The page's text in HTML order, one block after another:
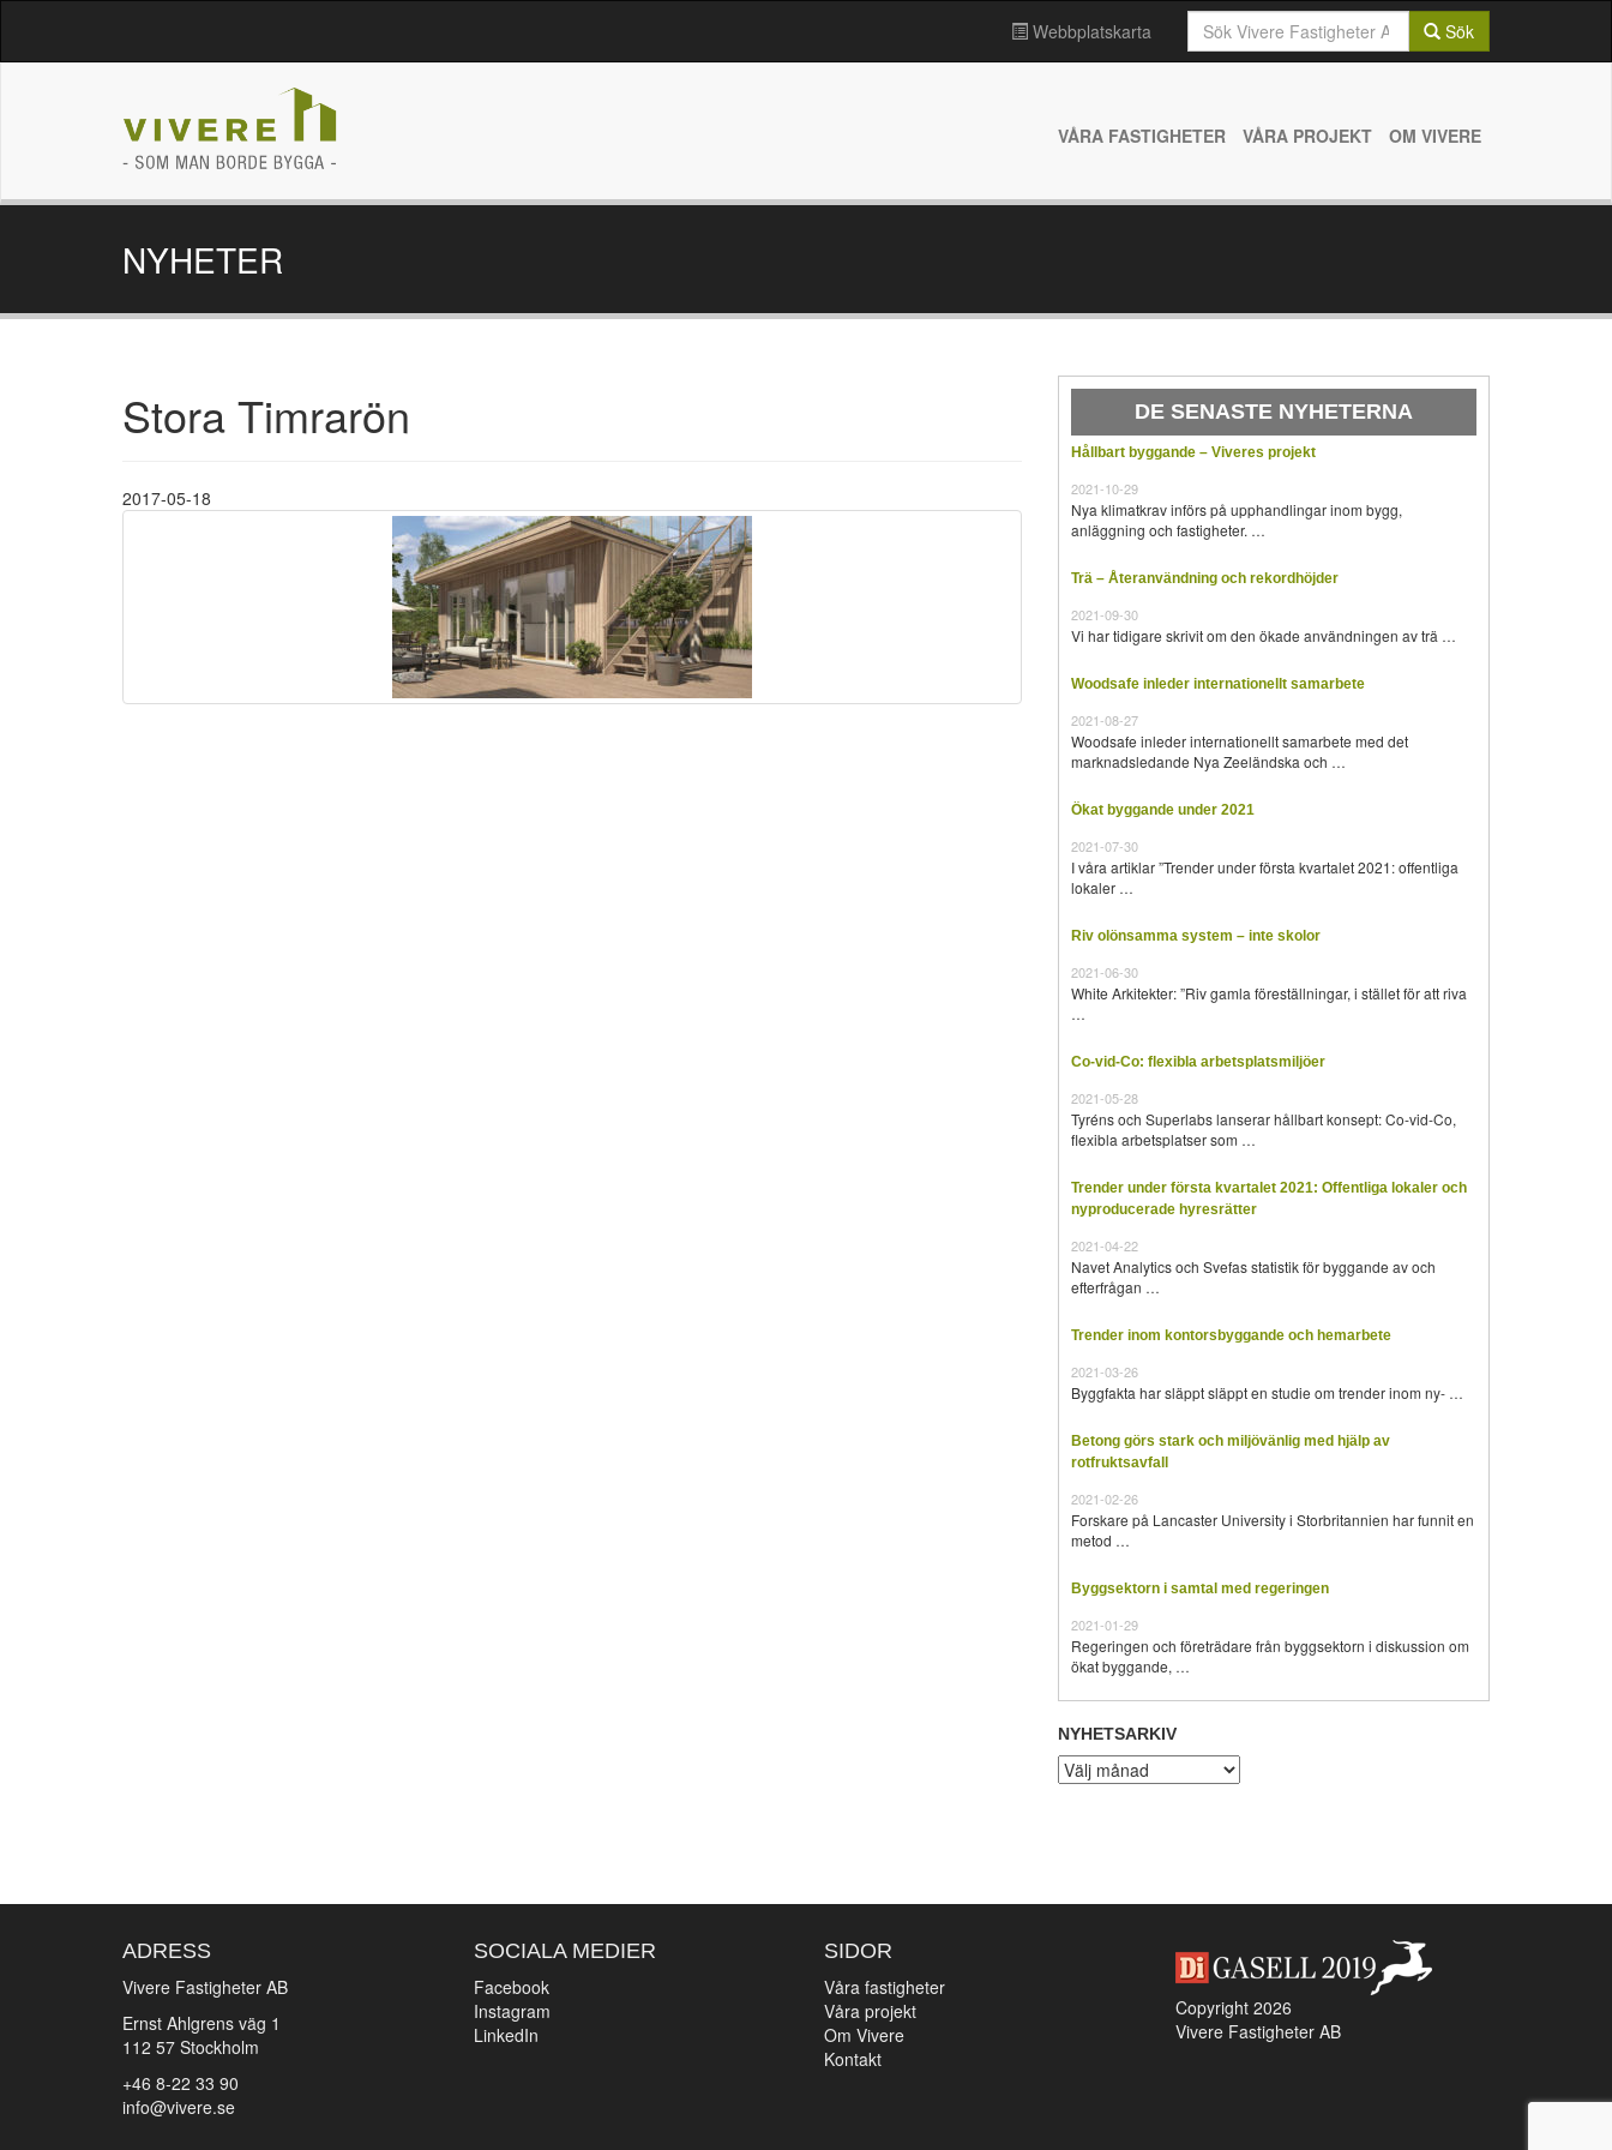
Sök
efter:
Sök
Webbplatskarta
VÅRA FASTIGHETER VÅRA PROJEKT OM VIVERE
NYHETER
Stora Timrarön
2017-05-18
DE SENASTE NYHETERNA
Hållbart byggande – Viveres projekt
2021-10-29
Nya klimatkrav införs på upphandlingar inom bygg,
anläggning och fastigheter. …
Trä – Återanvändning och rekordhöjder
2021-09-30
Vi har tidigare skrivit om den ökade användningen av trä …
Woodsafe inleder internationellt samarbete
2021-08-27
Woodsafe inleder internationellt samarbete med det
marknadsledande Nya Zeeländska och …
Ökat byggande under 2021
2021-07-30
I våra artiklar ”Trender under första kvartalet 2021: offentliga
lokaler …
Riv olönsamma system – inte skolor
2021-06-30
White Arkitekter: ”Riv gamla föreställningar, i stället för att riva
…
Co-vid-Co: flexibla arbetsplatsmiljöer
2021-05-28
Tyréns och Superlabs lanserar hållbart konsept: Co-vid-Co,
flexibla arbetsplatser som …
Trender under första kvartalet 2021: Offentliga lokaler och
nyproducerade hyresrätter
2021-04-22
Navet Analytics och Svefas statistik för byggande av och
efterfrågan …
Trender inom kontorsbyggande och hemarbete
2021-03-26
Byggfakta har släppt släppt en studie om trender inom ny- …
Betong görs stark och miljövänlig med hjälp av
rotfruktsavfall
2021-02-26
Forskare på Lancaster University i Storbritannien har funnit en
metod …
Byggsektorn i samtal med regeringen
2021-01-29
Regeringen och företrädare från byggsektorn i diskussion om
ökat byggande, …
NYHETSARKIV
Nyhetsarkiv
ADRESS
Vivere Fastigheter AB
Ernst Ahlgrens väg 1
112 57 Stockholm
+46 8-22 33 90
info@vivere.se
SOCIALA MEDIER
Facebook
Instagram
LinkedIn
SIDOR
Våra fastigheter
Våra projekt
Om Vivere
Kontakt
Copyright 2026
Vivere Fastigheter AB